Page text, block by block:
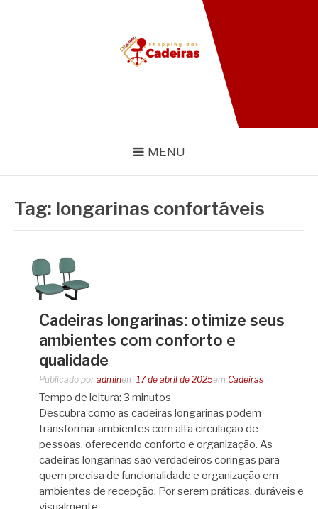
BLOG SHOPPING DAS
CADEIRAS
MENU
Tag: longarinas confortáveis
Cadeiras longarinas: otimize seus
ambientes com conforto e
qualidade
Publicado por adminem 17 de abril de 2025em Cadeiras
Tempo de leitura: 3 minutos
Descubra como as cadeiras longarinas podem
transformar ambientes com alta circulação de
pessoas, oferecendo conforto e organização. As
cadeiras longarinas são verdadeiros coringas para
quem precisa de funcionalidade e organização em
ambientes de recepção. Por serem práticas, duráveis e